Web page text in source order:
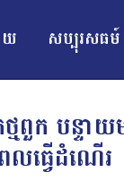
យ សប្បុរសធម៍
ពួក បន្ទា
ធ្វើដំណើរ